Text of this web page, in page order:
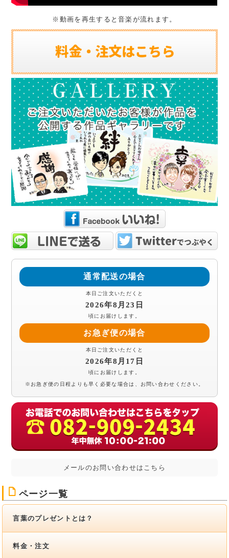
※動画を再生すると音楽が流れます。
通常配送の場合
本日ご注文いただくと
2026年8月23日
頃にお届けします。
お急ぎ便の場合
本日ご注文いただくと
2026年8月17日
頃にお届けします。
※お急ぎ便の日程よりも早く必要な場合は、お問い合わせください。
メールのお問い合わせはこちら
F ページ一覧
言葉のプレゼントとは？
料金・注文